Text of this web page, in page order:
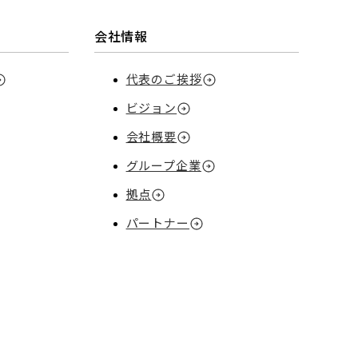
会社情報
代表のご挨拶
ビジョン
会社概要
グループ企業
拠点
パートナー